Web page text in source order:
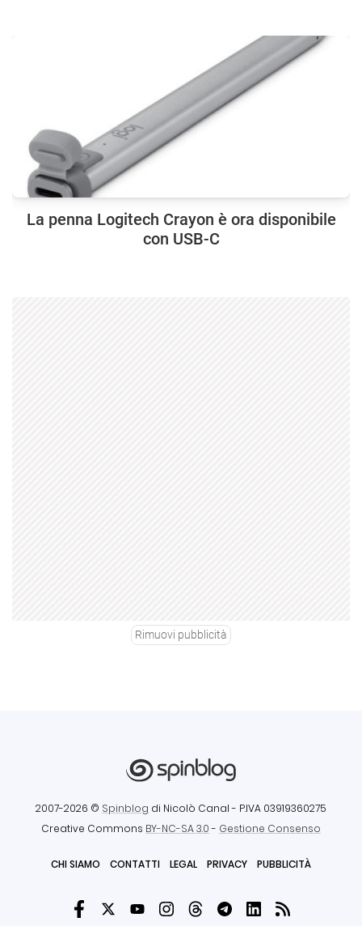
La penna Logitech Crayon è ora disponibile
con USB-C
Rimuovi pubblicità
2007-2026 © Spinblog di Nicolò Canal - P.IVA 03919360275
Creative Commons BY-NC-SA 3.0- Gestione Consenso
CHI SIAMO CONTATTI LEGAL PRIVACY PUBBLICITÀ